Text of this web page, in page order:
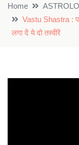
Home
Vastu Shastra :
लगा दें ये दो तस्वीरें